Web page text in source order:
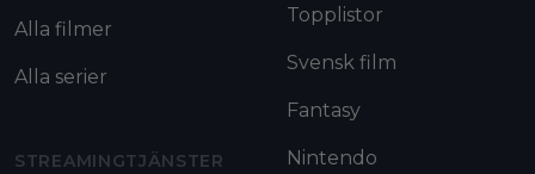
Alla filmer
Alla serier
STREAMINGTJÄNSTER
Topplistor
Svensk film
Fantasy
Nintendo